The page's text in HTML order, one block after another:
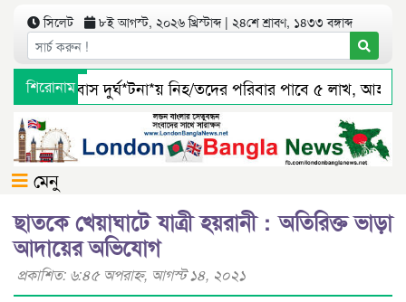
সিলেট ৮ই আগস্ট, ২০২৬ খ্রিস্টাব্দ | ২৪শে শ্রাবণ, ১৪৩৩ বঙ্গাব্দ
শিরোনাম
সিলেটে বাস দুর্ঘ*টনা*য় নিহ/তদের পরিবার পাবে ৫ লাখ, আহ/
জৈন্তাপুর সারী ৩ বালু মহালে অবৈধ ভাবে বালু উত্তোলনের সত্যতা
মেনু
ছাতকে খেয়াঘাটে যাত্রী হয়রানী : অতিরিক্ত ভাড়া
আদায়ের অভিযোগ
প্রকাশিত: ৬:৪৫ অপরাহ্ণ, আগস্ট ১৪, ২০২১